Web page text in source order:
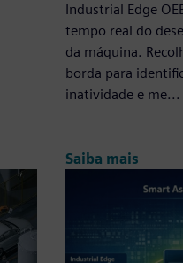
Industrial Edge
tempo real do
da máquina.
borda para
inatividade e me...
Saiba mais